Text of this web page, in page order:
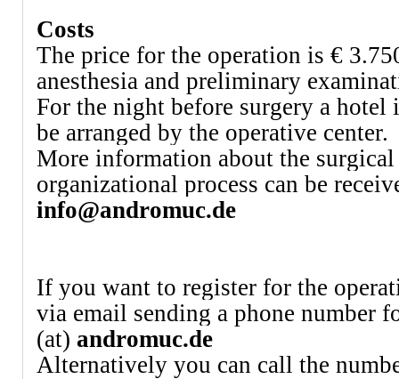
Costs
The price for the operation is €
anesthesia and preliminary
For the night before surgery a hotel
be arranged by the operative center.
More information about the surgical
organizational process can be
info@andromuc.de
If you want to register for the
via email sending a phone number
(at) andromuc.de
Alternatively you can call the